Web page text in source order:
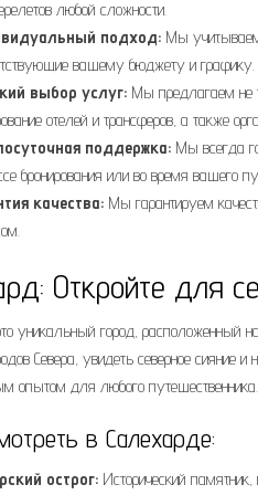
любой сложности.
подход: Мы
вашему бюджету и графику.
выбор услуг: Мы предлагаем не
отелей и трансферов, а также
поддержка: Мы всегда
бронирования или во время вашего
качества: Мы гарантируем
Откройте для
уникальный город, расположенный
Севера, увидеть северное сияние
опытом для любого путешественника.
в Салехарде:
острог: Исторический